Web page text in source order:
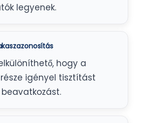
legyenek.
hogy a
igényel tisztítást